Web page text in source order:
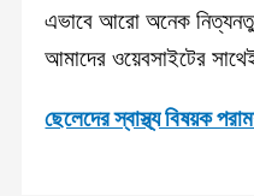
এভাবে আরো অনেক
আমাদের ওয়েবসাইটের
ছেলেদের স্বাস্থ্য বিষয়ক